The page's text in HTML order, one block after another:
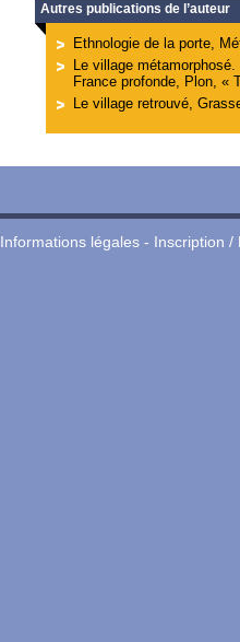
Autres publications de l’auteur
Ethnologie de la porte,
Le village
France profonde, Plon, «
Le village retrouvé,
Informations légales- Inscription /